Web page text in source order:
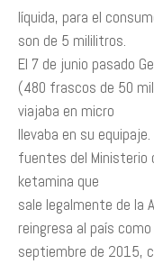
líquida, para el
son de 5 mililitros.
El 7 de junio pasado
(480 frascos de 50
viajaba en micro
llevaba en su
fuentes del Ministerio
ketamina que
sale legalmente de la
reingresa al país
septiembre de 2015,